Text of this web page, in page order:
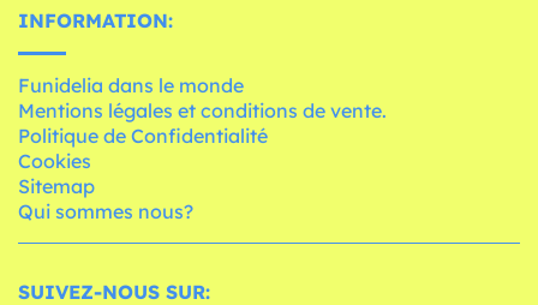
INFORMATION:
Funidelia dans le monde
Mentions légales et conditions de vente.
Politique de Confidentialité
Cookies
Sitemap
Qui sommes nous?
SUIVEZ-NOUS SUR: